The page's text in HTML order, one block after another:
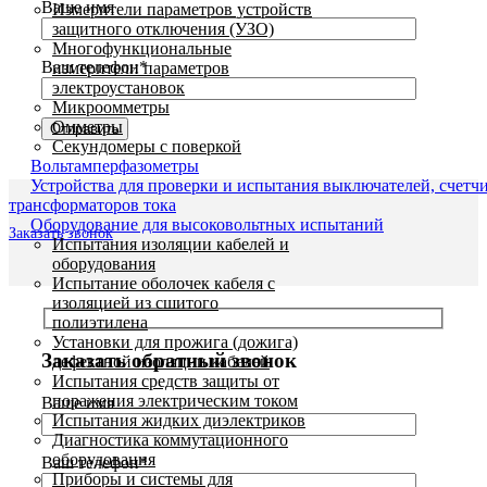
Ваше имя
Ваш телефон*
Заказать звонок
Заказать обратный звонок
Ваше имя
Ваш телефон*
Измерители параметров устройств
защитного отключения (УЗО)
Многофункциональные
измерители параметров
электроустановок
Микроомметры
Омметры
Секундомеры с поверкой
Вольтамперфазометры
Устройства для проверки и испытания выключателей,
трансформаторов тока
Оборудование для высоковольтных испытаний
Испытания изоляции кабелей и
оборудования
Испытание оболочек кабеля с
изоляцией из сшитого
полиэтилена
Установки для прожига (дожига)
дефектной изоляции кабелей
Испытания средств защиты от
поражения электрическим током
Испытания жидких диэлектриков
Диагностика коммутационного
оборудования
Приборы и системы для